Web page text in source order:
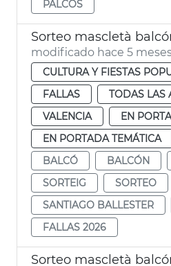
PALCOS
modificado hace 5
CULTURA Y FIESTAS
FALLAS
TODAS LAS
VALENCIA
EN
EN PORTADA TEMÁTICA
BALCÓ
BALCÓN
SORTEIG
SORTEO
SANTIAGO BALLESTER
FALLAS 2026
Sorteo mascletà